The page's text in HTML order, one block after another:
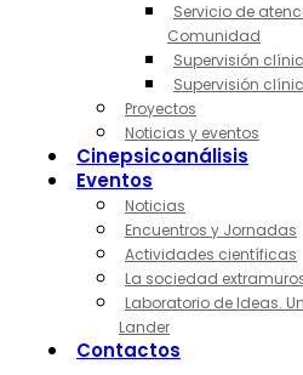
Servicio de
Comunidad
Supervisión
Supervisión
Proyectos
Noticias y eventos
Cinepsicoanálisis
Eventos
Noticias
Encuentros y Jornadas
Actividades científicas
La sociedad
Laboratorio de Ideas.
Lander
Contactos